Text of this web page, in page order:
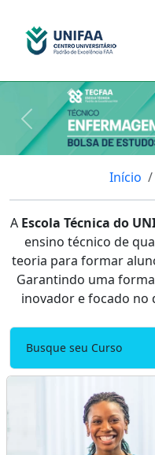
Anterior
Início
A Escola Técnica do
ensino técnico de
teoria para formar
Garantindo uma
inovador e focado no
Busque seu Curso